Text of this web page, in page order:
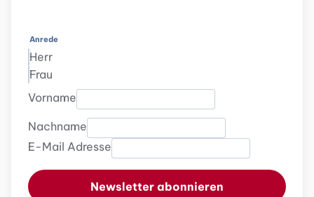
Anrede
Herr
Frau
Vorname
Nachname
E-Mail Adresse
Newsletter abonnieren